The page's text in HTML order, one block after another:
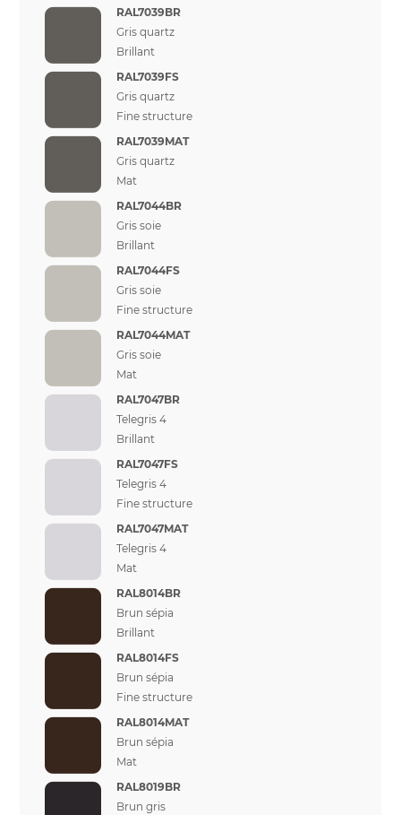
RAL7039BR
Gris quartz
Brillant
RAL7039FS
Gris quartz
Fine structure
RAL7039MAT
Gris quartz
Mat
RAL7044BR
Gris soie
Brillant
RAL7044FS
Gris soie
Fine structure
RAL7044MAT
Gris soie
Mat
RAL7047BR
Telegris 4
Brillant
RAL7047FS
Telegris 4
Fine structure
RAL7047MAT
Telegris 4
Mat
RAL8014BR
Brun sépia
Brillant
RAL8014FS
Brun sépia
Fine structure
RAL8014MAT
Brun sépia
Mat
RAL8019BR
Brun gris